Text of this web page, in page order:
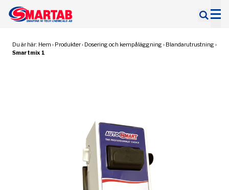
Sök
Du är här: Hem › Produkter› Dosering och kempåläggning› Blandarutrustning›
Smartmix 1